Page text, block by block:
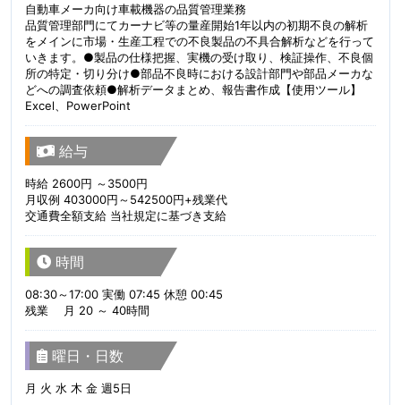
自動車メーカ向け車載機器の品質管理業務
品質管理部門にてカーナビ等の量産開始1年以内の初期不良の解析
をメインに市場・生産工程での不良製品の不具合解析などを行って
いきます。●製品の仕様把握、実機の受け取り、検証操作、不良個
所の特定・切り分け●部品不良時における設計部門や部品メーカな
どへの調査依頼●解析データまとめ、報告書作成【使用ツール】
Excel、PowerPoint
給与
時給 2600円 ～3500円
月収例 403000円～542500円+残業代
交通費全額支給 当社規定に基づき支給
時間
08:30～17:00 実働 07:45 休憩 00:45
残業 月 20 ～ 40時間
曜日・日数
月 火 水 木 金 週5日